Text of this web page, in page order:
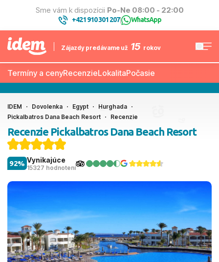
Sme vám k dispozícii Po-Ne 08:00 - 22:00
+421 910 301 207| WhatsApp
Zájazdy predávame už 15 rokov
Termíny a cenyRecenzieLokalitaPočasie
IDEM Dovolenka Egypt
Hurghada
Pickalbatros Dana Beach Resort
Recenzie
Recenzie Pickalbatros Dana Beach Resort
Vynikajúce
15327 hodnotení
92%